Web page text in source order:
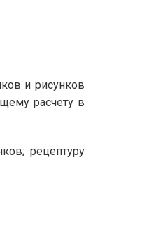
и рисунков
расчету в
рецептуру